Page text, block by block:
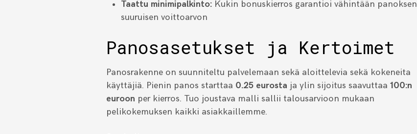
Taattu minimipalkinto: Kukin bonuskierros garantioi vähintään panoksen
suuruisen voittoarvon
Panosasetukset ja Kertoimet
Panosrakenne on suunniteltu palvelemaan sekä aloittelevia sekä kokeneita
käyttäjiä. Pienin panos starttaa 0.25 eurosta ja ylin sijoitus saavuttaa 100:n
euroon per kierros. Tuo joustava malli sallii talousarvioon mukaan
pelikokemuksen kaikki asiakkaillemme.